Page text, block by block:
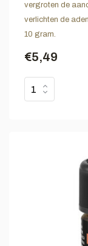
vergroten de
verlichten de
10 gram.
€5,49